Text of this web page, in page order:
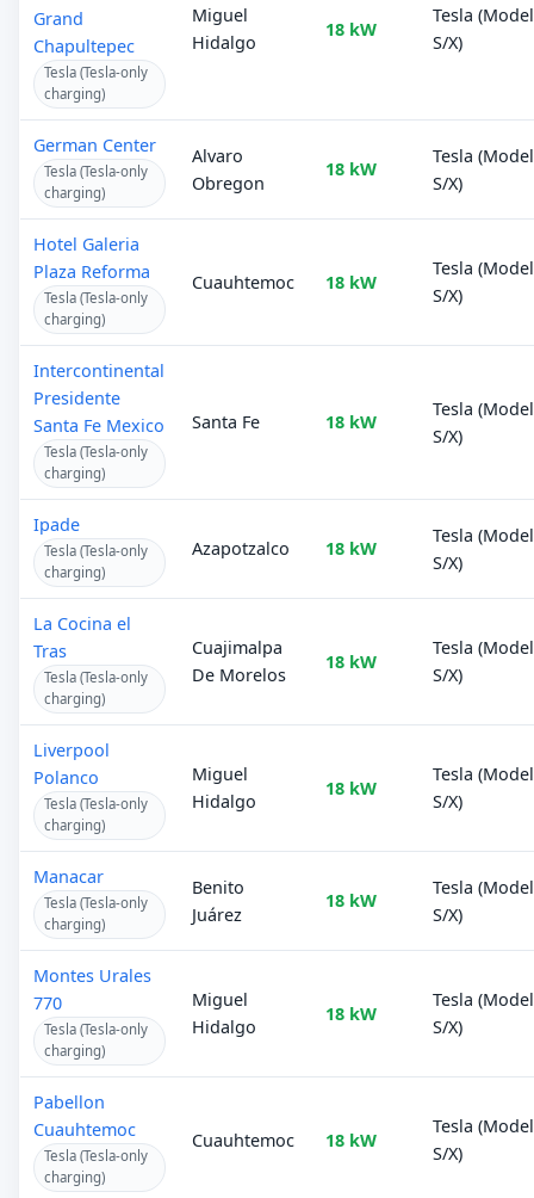
Grand
Chapultepec
Tesla (Tesla-only
charging)
Miguel
Hidalgo
18 kW
Tesla (Model
S/X)
German Center
Tesla (Tesla-only
charging)
Alvaro
Obregon
18 kW
Tesla (Model
S/X)
Hotel Galeria
Plaza Reforma
Tesla (Tesla-only
charging)
Cuauhtemoc 18 kW
Tesla (Model
S/X)
Intercontinental
Presidente
Santa Fe Mexico
Tesla (Tesla-only
charging)
Santa Fe 18 kW
Tesla (Model
S/X)
Ipade
Tesla (Tesla-only
charging)
Azapotzalco 18 kW
Tesla (Model
S/X)
La Cocina el
Tras
Tesla (Tesla-only
charging)
Cuajimalpa
De Morelos
18 kW
Tesla (Model
S/X)
Liverpool
Polanco
Tesla (Tesla-only
charging)
Miguel
Hidalgo
18 kW
Tesla (Model
S/X)
Manacar
Tesla (Tesla-only
charging)
Benito
Juárez
18 kW
Tesla (Model
S/X)
Montes Urales
770
Tesla (Tesla-only
charging)
Miguel
Hidalgo
18 kW
Tesla (Model
S/X)
Pabellon
Cuauhtemoc
Tesla (Tesla-only
charging)
Cuauhtemoc 18 kW
Tesla (Model
S/X)